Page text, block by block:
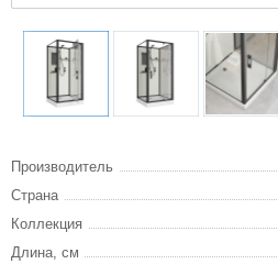
Производитель
Страна
Коллекция
Длина, см